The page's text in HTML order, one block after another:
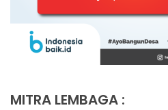
MITRA LEMBAGA :